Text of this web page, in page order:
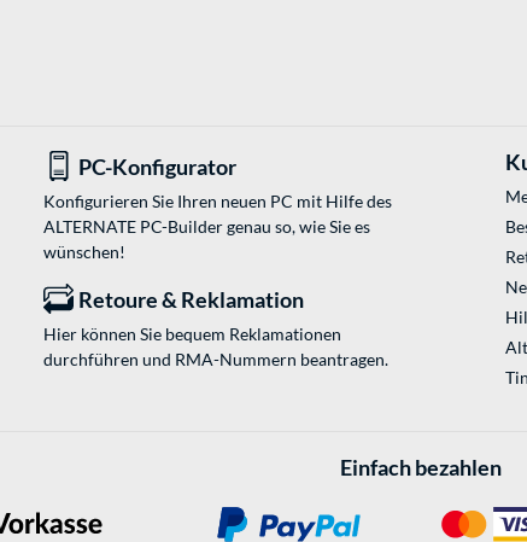
PC-Konfigurator
Konfigurieren Sie Ihren neuen PC mit Hilfe des
ALTERNATE PC-Builder genau so, wie Sie es
wünschen!
Retoure & Reklamation
Hier können Sie bequem Reklamationen
durchführen und RMA-Nummern beantragen.
Einfach bezahlen